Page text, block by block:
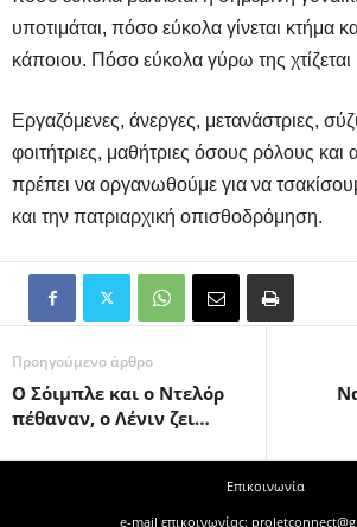
υποτιμάται, πόσο εύκολα γίνεται κτήμα
κάποιου. Πόσο εύκολα γύρω της χτίζεται
Εργαζόμενες, άνεργες, μετανάστριες,
φοιτήτριες, μαθήτριες όσους ρόλους
πρέπει να οργανωθούμε για να
και την πατριαρχική οπισθοδρόμηση.
Προηγούμενο άρθρο
Ο Σόιμπλε και ο Ντελόρ
πέθαναν, ο Λένιν ζει…
Επικοινωνία
e-mail επικοινωνίας: